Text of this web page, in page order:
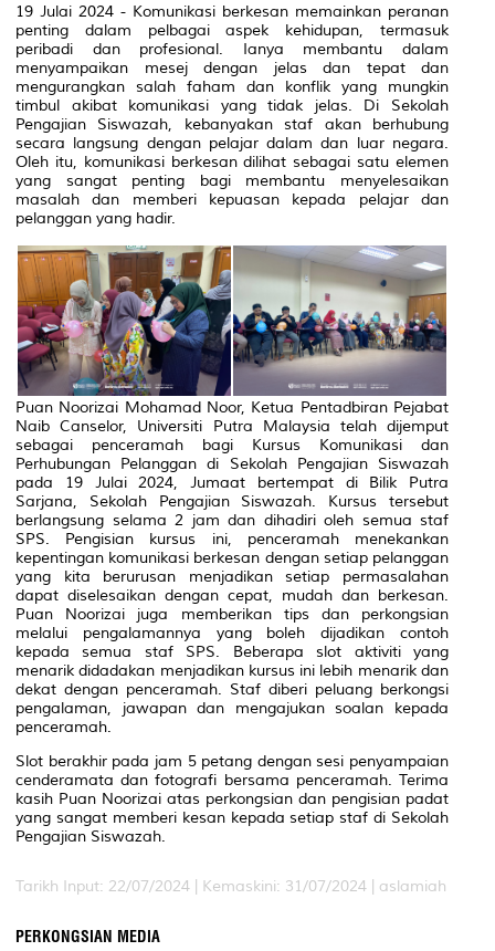
19 Julai 2024 - Komunikasi berkesan memainkan peranan
penting dalam pelbagai aspek kehidupan, termasuk
peribadi dan profesional. Ianya membantu dalam
menyampaikan mesej dengan jelas dan tepat dan
mengurangkan salah faham dan konflik yang mungkin
timbul akibat komunikasi yang tidak jelas. Di Sekolah
Pengajian Siswazah, kebanyakan staf akan berhubung
secara langsung dengan pelajar dalam dan luar negara.
Oleh itu, komunikasi berkesan dilihat sebagai satu elemen
yang sangat penting bagi membantu menyelesaikan
masalah dan memberi kepuasan kepada pelajar dan
pelanggan yang hadir.
Puan Noorizai Mohamad Noor, Ketua Pentadbiran Pejabat
Naib Canselor, Universiti Putra Malaysia telah dijemput
sebagai penceramah bagi Kursus Komunikasi dan
Perhubungan Pelanggan di Sekolah Pengajian Siswazah
pada 19 Julai 2024, Jumaat bertempat di Bilik Putra
Sarjana, Sekolah Pengajian Siswazah. Kursus tersebut
berlangsung selama 2 jam dan dihadiri oleh semua staf
SPS. Pengisian kursus ini, penceramah menekankan
kepentingan komunikasi berkesan dengan setiap pelanggan
yang kita berurusan menjadikan setiap permasalahan
dapat diselesaikan dengan cepat, mudah dan berkesan.
Puan Noorizai juga memberikan tips dan perkongsian
melalui pengalamannya yang boleh dijadikan contoh
kepada semua staf SPS. Beberapa slot aktiviti yang
menarik didadakan menjadikan kursus ini lebih menarik dan
dekat dengan penceramah. Staf diberi peluang berkongsi
pengalaman, jawapan dan mengajukan soalan kepada
penceramah.
Slot berakhir pada jam 5 petang dengan sesi penyampaian
cenderamata dan fotografi bersama penceramah. Terima
kasih Puan Noorizai atas perkongsian dan pengisian padat
yang sangat memberi kesan kepada setiap staf di Sekolah
Pengajian Siswazah.
Tarikh Input: 22/07/2024 | Kemaskini: 31/07/2024 | aslamiah
PERKONGSIAN MEDIA